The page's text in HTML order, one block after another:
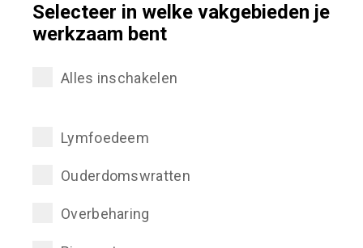
Selecteer in welke vakgebieden je
werkzaam bent
Alles inschakelen
Lymfoedeem
Ouderdomswratten
Overbeharing